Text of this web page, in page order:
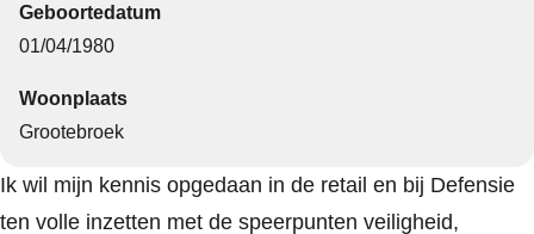
Geboortedatum
01/04/1980
Woonplaats
Grootebroek
Ik wil mijn kennis opgedaan in de retail en bij Defensie
ten volle inzetten met de speerpunten veiligheid,